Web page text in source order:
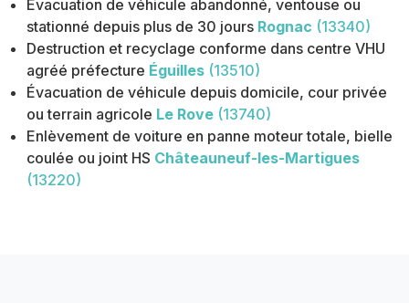
Évacuation de véhicule abandonné, ventouse ou
stationné depuis plus de 30 jours Rognac (13340)
Destruction et recyclage conforme dans centre VHU
agréé préfecture Éguilles (13510)
Évacuation de véhicule depuis domicile, cour privée
ou terrain agricole Le Rove (13740)
Enlèvement de voiture en panne moteur totale, bielle
coulée ou joint HS Châteauneuf-les-Martigues
(13220)